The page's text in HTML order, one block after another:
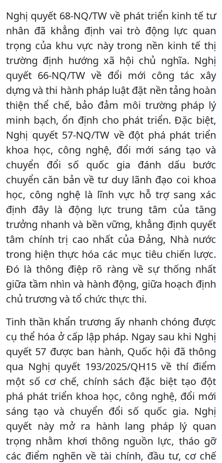
Nghị quyết 68-NQ/TW về phát triển kinh tế tư
nhân đã khẳng định vai trò động lực quan
trọng của khu vực này trong nền kinh tế thị
trường định hướng xã hội chủ nghĩa. Nghị
quyết 66-NQ/TW về đổi mới công tác xây
dựng và thi hành pháp luật đặt nền tảng hoàn
thiện thể chế, bảo đảm môi trường pháp lý
minh bạch, ổn định cho phát triển. Đặc biệt,
Nghị quyết 57-NQ/TW về đột phá phát triển
khoa học, công nghệ, đổi mới sáng tạo và
chuyển đổi số quốc gia đánh dấu bước
chuyển căn bản về tư duy lãnh đạo coi khoa
học, công nghệ là lĩnh vực hỗ trợ sang xác
định đây là động lực trung tâm của tăng
trưởng nhanh và bền vững, khẳng định quyết
tâm chính trị cao nhất của Đảng, Nhà nước
trong hiện thực hóa các mục tiêu chiến lược.
Đó là thông điệp rõ ràng về sự thống nhất
giữa tầm nhìn và hành động, giữa hoạch định
chủ trương và tổ chức thực thi.
Tinh thần khẩn trương ấy nhanh chóng được
cụ thể hóa ở cấp lập pháp. Ngay sau khi Nghị
quyết 57 được ban hành, Quốc hội đã thông
qua Nghị quyết 193/2025/QH15 về thí điểm
một số cơ chế, chính sách đặc biệt tạo đột
phá phát triển khoa học, công nghệ, đổi mới
sáng tạo và chuyển đổi số quốc gia. Nghị
quyết này mở ra hành lang pháp lý quan
trọng nhằm khơi thông nguồn lực, tháo gỡ
các điểm nghẽn về tài chính, đầu tư, cơ chế